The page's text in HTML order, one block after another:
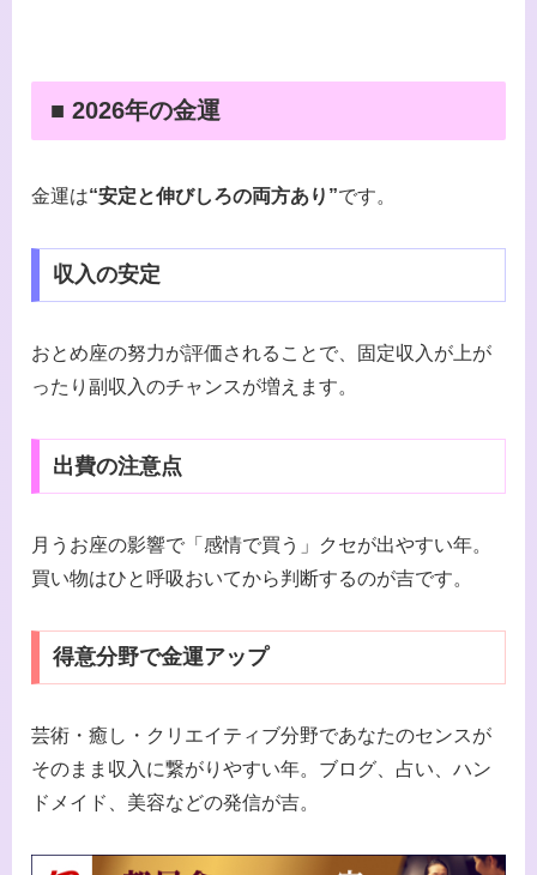
■ 2026年の金運
金運は“安定と伸びしろの両方あり”です。
収入の安定
おとめ座の努力が評価されることで、固定収入が上が
ったり副収入のチャンスが増えます。
出費の注意点
月うお座の影響で「感情で買う」クセが出やすい年。
買い物はひと呼吸おいてから判断するのが吉です。
得意分野で金運アップ
芸術・癒し・クリエイティブ分野であなたのセンスが
そのまま収入に繋がりやすい年。ブログ、占い、ハン
ドメイド、美容などの発信が吉。